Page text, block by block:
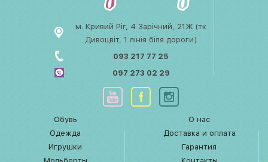
м. Кривий Ріг, 4 Зарічний, 21Ж (тк
Дивоцвіт, 1 лінія біля дороги)
093 217 77 25
097 273 02 29
Обувь
Одежда
Игрушки
О нас
Доставка и оплата
Гарантия